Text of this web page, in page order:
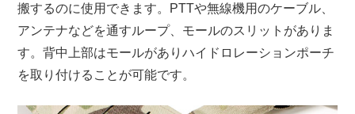
搬するのに使用できます。PTTや無線機用のケーブル、
アンテナなどを通すループ、モールのスリットがありま
す。背中上部はモールがありハイドロレーションポーチ
を取り付けることが可能です。